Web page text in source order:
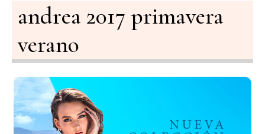
andrea 2017 primavera
verano